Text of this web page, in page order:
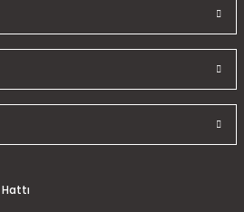
bilgiler bulunuyor.
daha pahalı.
alternatifler olmalı.